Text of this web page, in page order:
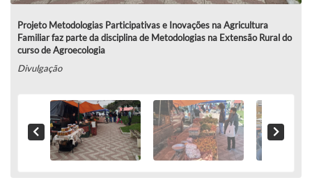
Projeto Metodologias Participativas e Inovações na Agricultura
Familiar faz parte da disciplina de Metodologias na Extensão Rural do
curso de Agroecologia
Divulgação